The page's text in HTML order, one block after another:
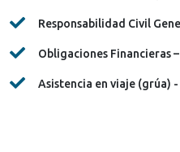
Responsabilidad Civil
Obligaciones Financieras
Asistencia en viaje (grúa)